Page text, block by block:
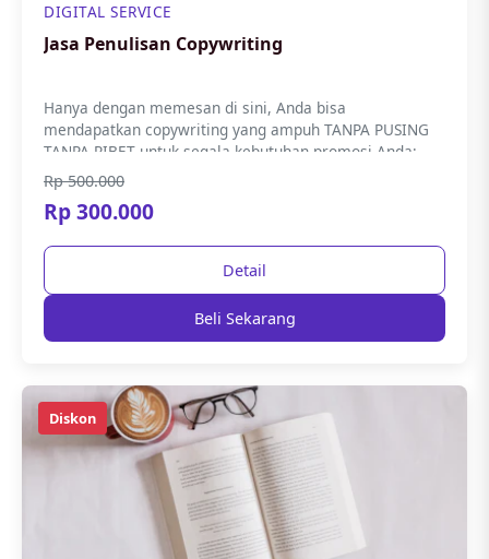
DIGITAL SERVICE
Jasa Penulisan Copywriting
Hanya dengan memesan di sini, Anda bisa
mendapatkan copywriting yang ampuh TANPA PUSING
TANPA RIBET untuk segala kebutuhan promosi Anda;
Landing Page,...
Rp 500.000
Rp 300.000
Detail
Beli Sekarang
Diskon